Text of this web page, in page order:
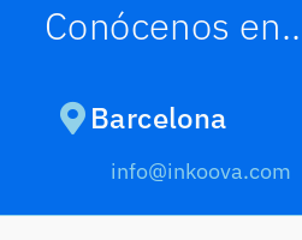
Conócenos
Barcelona
info@inkoova.com